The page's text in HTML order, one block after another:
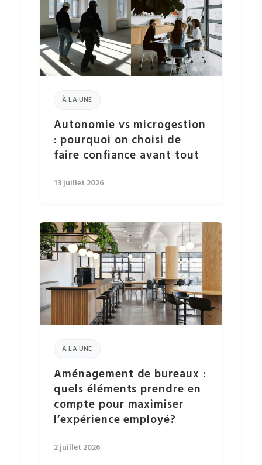
À LA UNE
Autonomie vs microgestion
: pourquoi on choisi de
faire confiance avant tout
13 juillet 2026
À LA UNE
Aménagement de bureaux :
quels éléments prendre en
compte pour maximiser
l’expérience employé?
2 juillet 2026